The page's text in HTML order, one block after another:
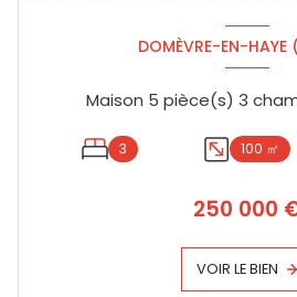
DOMÈVRE-EN-
3 100 ㎡
250 000
VOIR LE BIEN